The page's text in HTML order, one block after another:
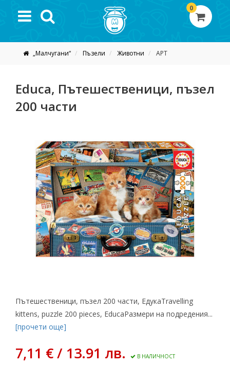
0
„Малчугани“ Пъзели Животни АРТ
Educa, Пътешественици, пъзел
200 части
Пътешественици, пъзел 200 части, ЕдукаTravelling
kittens, puzzle 200 pieces, EducаРазмери на подредения...
[прочети още]
7,11 € / 13.91 лв. В НАЛИЧНОСТ